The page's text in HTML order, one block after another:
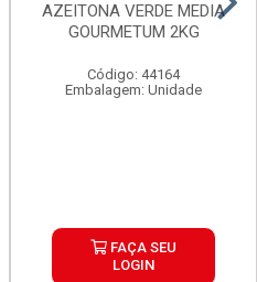
AZEITONA VERDE MEDIA
GOURMETUM 2KG
Código: 44164
Embalagem: Unidade
FAÇA SEU
LOGIN